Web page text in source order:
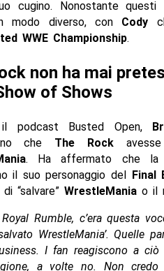
cugino. Nonostante questi
modo diverso, con Cody
WWE Championship.
non ha mai
of Shows
il podcast Busted Open,
che The Rockavesse
. Ha affermato che la
il suo personaggio del Final
“salvare” WrestleManiao il
Rumble, c’era questa
WrestleMania’. Quelle
I fan reagiscono a
a volte no. Non